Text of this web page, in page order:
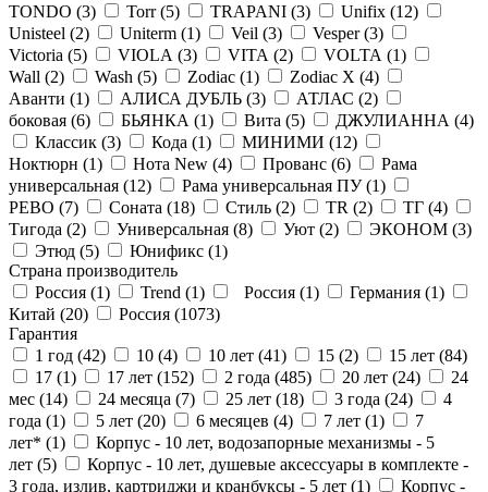
TONDO (3) Torr (5) TRAPANI (3) Unifix (12)
Unisteel (2) Uniterm (1) Veil (3) Vesper (3)
Victoria (5) VIOLA (3) VITA (2) VOLTA (1)
Wall (2) Wash (5) Zodiac (1) Zodiac X (4)
Аванти (1) АЛИСА ДУБЛЬ (3) АТЛАС (2)
боковая (6) БЬЯНКА (1) Вита (5) ДЖУЛИАННА (4)
Классик (3) Кода (1) МИНИМИ (12)
Ноктюрн (1) Нота New (4) Прованс (6)
Рама
универсальная (12) Рама универсальная ПУ (1)
РЕВО (7) Соната (18) Стиль (2) ТR (2) ТГ (4)
Тигода (2) Универсальная (8) Уют (2) ЭКОНОМ (3)
Этюд (5) Юнификс (1)
Страна производитель
Россия (1) Trend (1) Россия (1) Германия (1)
Китай (20) Россия (1073)
Гарантия
1 год (42) 10 (4) 10 лет (41) 15 (2) 15 лет (84)
17 (1) 17 лет (152) 2 года (485) 20 лет (24)
24
мес (14) 24 месяца (7) 25 лет (18) 3 года (24)
4
года (1) 5 лет (20) 6 месяцев (4) 7 лет (1)
7
лет* (1)
Корпус - 10 лет, водозапорные механизмы - 5
лет (5)
Корпус - 10 лет, душевые аксессуары в комплекте -
3 года, излив, картриджи и кранбуксы - 5 лет (1) Корпус -